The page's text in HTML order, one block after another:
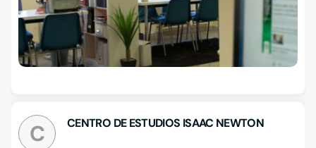
C CENTRO DE ESTUDIOS ISAAC NEWTON